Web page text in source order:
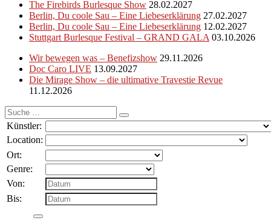
The Firebirds Burlesque Show 28.02.2027
Berlin, Du coole Sau – Eine Liebeserklärung 27.02.2027
Berlin, Du coole Sau – Eine Liebeserklärung 12.02.2027
Stuttgart Burlesque Festival – GRAND GALA 03.10.2026
Wir bewegen was – Benefizshow 29.11.2026
Doc Caro LIVE 13.09.2027
Die Mirage Show – die ultimative Travestie Revue
11.12.2026
Suche
nach:
Künstler:
Location:
Ort:
Genre:
Von:
Bis: